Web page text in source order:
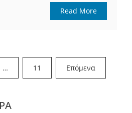
Read More
… 11 Επόμενα